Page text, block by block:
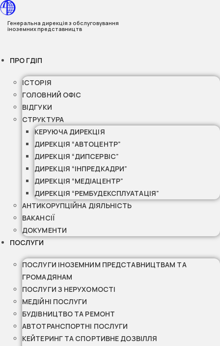
Перейти
до
вмісту
Генеральна дирекція з обслуговування
іноземних представництв
ПРО ГДІП
ІСТОРІЯ
ГОЛОВНИЙ ОФІС
ВІДГУКИ
СТРУКТУРА
КЕРУЮЧА ДИРЕКЦІЯ
ДИРЕКЦІЯ “АВТОЦЕНТР”
ДИРЕКЦІЯ “ДИПСЕРВІС”
ДИРЕКЦІЯ “ІНПРЕДКАДРИ”
ДИРЕКЦІЯ “МЕДІАЦЕНТР”
ДИРЕКЦІЯ “РЕМБУДЕКСПЛУАТАЦІЯ”
АНТИКОРУПЦІЙНА ДІЯЛЬНІСТЬ
ВАКАНСІЇ
ДОКУМЕНТИ
ПОСЛУГИ
ПОСЛУГИ ІНОЗЕМНИМ ПРЕДСТАВНИЦТВАМ ТА
ГРОМАДЯНАМ
ПОСЛУГИ З НЕРУХОМОСТІ
МЕДІЙНІ ПОСЛУГИ
БУДІВНИЦТВО ТА РЕМОНТ
АВТОТРАНСПОРТНІ ПОСЛУГИ
КЕЙТЕРИНГ ТА СПОРТИВНЕ ДОЗВІЛЛЯ